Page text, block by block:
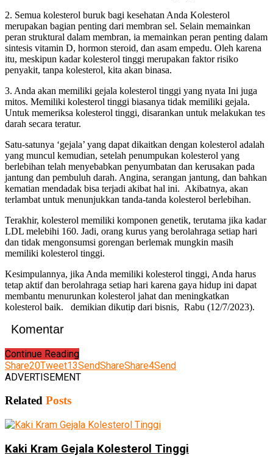
2. Semua kolesterol buruk bagi kesehatan Anda Kolesterol
merupakan bagian penting dari membran sel. Selain memainkan
peran struktural dalam membran, ia memainkan peran penting dalam
sintesis vitamin D, hormon steroid, dan asam empedu. Oleh karena
itu, meskipun kadar kolesterol tinggi merupakan faktor risiko
penyakit, tanpa kolesterol, kita akan binasa.
3. Anda akan memiliki gejala kolesterol tinggi yang nyata Ini juga
mitos. Memiliki kolesterol tinggi biasanya tidak memiliki gejala.
Untuk memeriksa kolesterol tinggi, disarankan untuk melakukan tes
darah secara teratur.
Satu-satunya ‘gejala’ yang dapat dikaitkan dengan kolesterol adalah
yang muncul kemudian, setelah penumpukan kolesterol yang
berlebihan telah menyebabkan penyumbatan dan kerusakan pada
jantung dan pembuluh darah. Angina, serangan jantung, dan bahkan
kematian mendadak bisa terjadi akibat hal ini. Akibatnya, akan
terlambat untuk menunjukkan tanda-tanda kolesterol berlebihan.
Terakhir, kolesterol memiliki komponen genetik, terutama jika kadar
LDL melebihi 160. Jadi, orang kurus yang berolahraga setiap hari
dan tidak mengonsumsi gorengan berlemak mungkin masih
memiliki kolesterol tinggi.
Kesimpulannya, jika Anda memiliki kolesterol tinggi, Anda harus
tetap aktif dan berolahraga setiap hari karena gaya hidup ini dapat
membantu menurunkan kolesterol jahat dan meningkatkan
kolesterol baik. demikian dikutip dari bisnis, Rabu (12/7/2023).
Komentar
Continue Reading
Share20Tweet13SendShareShare4Send
ADVERTISEMENT
Related Posts
Kaki Kram Gejala Kolesterol Tinggi